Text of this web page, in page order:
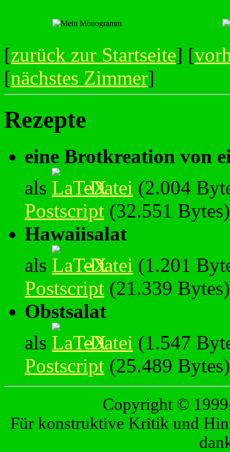
[zurück zur Startseite] [
[nächstes Zimmer]
Rezepte
eine Brotkreation von
als
-Datei (2.004
Postscript (32.551
Hawaiisalat
als
-Datei (1.201
Postscript (21.339
Obstsalat
als
-Datei (1.547
Postscript (25.489
Copyright ©
Für konstruktive Kritik und